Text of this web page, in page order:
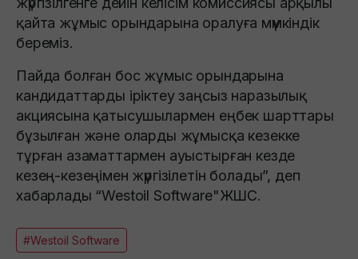
қайта жұмыс орындарына оралуға мүмкіндік
береміз.
Пайда болған бос жұмыс орындарына
кандидаттарды іріктеу заңсыз наразылық
акциясына қатысушылармен еңбек шарттары
бұзылған және оларды жұмысқа кезекке
тұрған азаматтармен ауыстырған кезде
кезең-кезеңімен жүргізілетін болады”, деп
хабарлады “Westoil Software"ЖШС.
#Westoil Software